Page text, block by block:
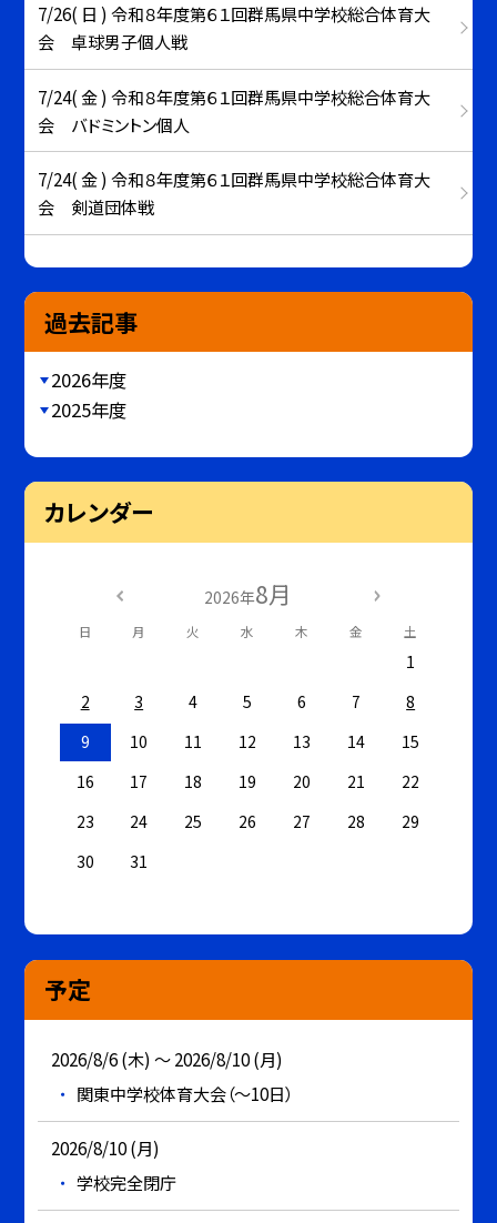
7/26( 日 ) 令和８年度第６１回群馬県中学校総合体育大
会 卓球男子個人戦
7/24( 金 ) 令和８年度第６１回群馬県中学校総合体育大
会 バドミントン個人
7/24( 金 ) 令和８年度第６１回群馬県中学校総合体育大
会 剣道団体戦
過去記事
2026年度
2025年度
カレンダー
2026年8月
日 月 火 水 木 金 土
1
2
3 4 5 6 7
8
9
10 11 12 13 14
15
16
17 18 19 20 21
22
23
24 25 26 27 28
29
30
31
予定
2026/8/6 (木) ～ 2026/8/10 (月)
関東中学校体育大会（～10日）
2026/8/10 (月)
学校完全閉庁